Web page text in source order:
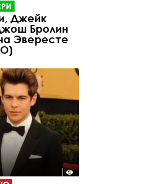
Джейк
Бролин
Эвересте